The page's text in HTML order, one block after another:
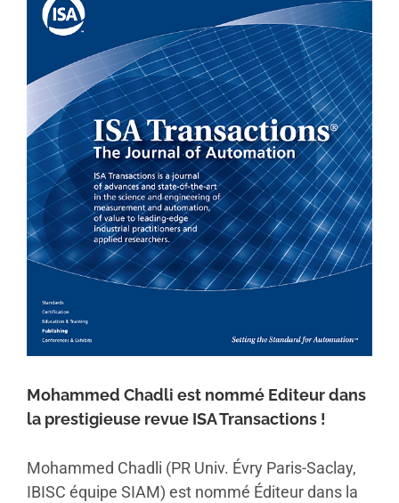
Mohammed Chadli est nommé Editeur dans
la prestigieuse revue ISA Transactions !
Mohammed Chadli (PR Univ. Évry Paris-Saclay,
IBISC équipe SIAM) est nommé Éditeur dans la